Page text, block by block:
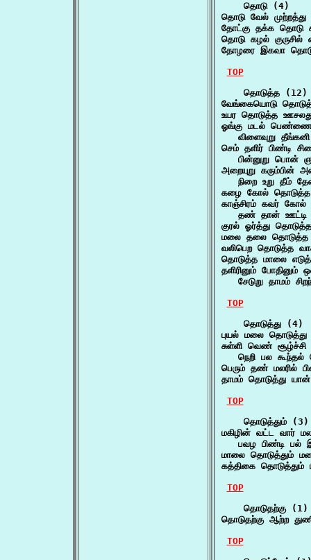
    தொடு (4)
தொடு வேல்
தோட்கு தக்க தொடு
தொடு கழல்
தோழரை இகவா
TOP
    தொடுத்த (12)
வேங்கையொடு
உயர தொடுத்த
ஓங்கு மடல்
விளைவுறு
செம் தளிர் பிண்டி
பின்னுறு பொன்
அறையுறு கரும்பின்
நிறை உறு தீம்
கழை கோல்
காஞ்சிரம் கவர்
தண் தான் ஊட்டி
குரல் ஓர்த்து
மலை தலை தொடுத்த
வலிபெற தொடுத்த
தொடுத்த மாலை
தளிரினும் போதினும்
சேடுறு தாமம்
TOP
    தொடுத்து (4)
புயல் மலை
சுள்ளி வெண் சூழ்ச்சி
நெறி பல
பெரும் தண் மலரில்
தாமம் தொடுத்து
TOP
    தொடுத்தும் (3)
மகிழின் வட்ட வார்
பவழ பிண்டி பல்
மாலை தொடுத்தும்
கத்திகை
TOP
    தொடுதற்கு (1)
தொடுதற்கு ஆற்ற
TOP